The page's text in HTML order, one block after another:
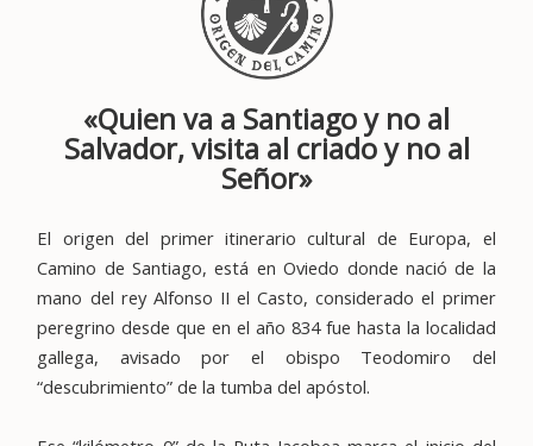
«Quien va a Santiago y no al
Salvador, visita al criado y no al
Señor»
El origen del primer itinerario cultural de Europa, el
Camino de Santiago,está en Oviedo donde nació de la
mano del rey Alfonso II el Casto, considerado el primer
peregrino desde que en el año 834 fue hasta la localidad
gallega, avisado por el obispo Teodomiro del
“descubrimiento” de la tumba del apóstol.